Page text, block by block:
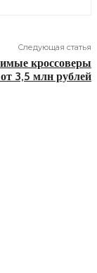
Следующая статья
кроссоверы
3,5 млн рублей